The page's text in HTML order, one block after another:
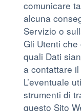
comunicare
alcuna
Servizio o
Gli Utenti
quali Dati
a contattare
L’eventuale
strumenti di
questo Sito